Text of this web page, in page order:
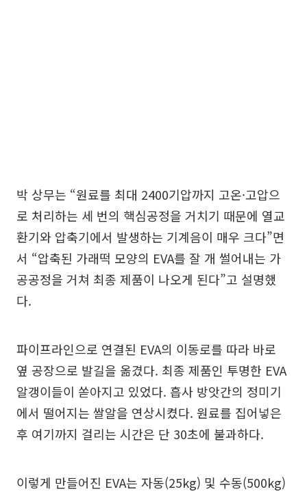
박 상무는 “원료를 최대 2400기압까지 고온·고압으
로 처리하는 세 번의 핵심공정을 거치기 때문에 열교
환기와 압축기에서 발생하는 기계음이 매우 크다”면
서 “압축된 가래떡 모양의 EVA를 잘 개 썰어내는 가
공공정을 거쳐 최종 제품이 나오게 된다”고 설명했
다.
파이프라인으로 연결된 EVA의 이동로를 따라 바로
옆 공장으로 발길을 옮겼다. 최종 제품인 투명한 EVA
알갱이들이 쏟아지고 있었다. 흡사 방앗간의 정미기
에서 떨어지는 쌀알을 연상시켰다. 원료를 집어넣은
후 여기까지 걸리는 시간은 단 30초에 불과하다.
이렇게 만들어진 EVA는 자동(25kg) 및 수동(500kg)